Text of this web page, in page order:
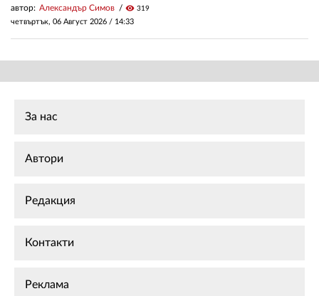
автор: Александър Симов visibility 319
четвъртък, 06 Август 2026 / 14:33
За нас
Автори
Редакция
Контакти
Реклама